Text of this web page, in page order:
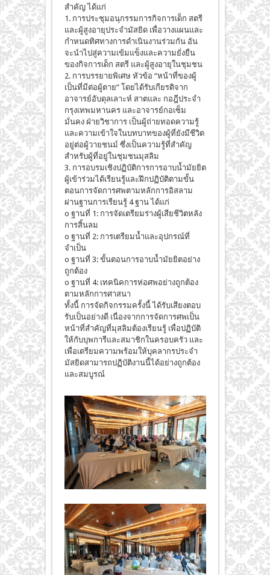
สำคัญ ได้แก่
1. การประชุมอนุกรรมการกิจการเด็ก สตรี
และผู้สูงอายุประจำมัสยิด เพื่อวางแผนและ
กำหนดทิศทางการดำเนินงานร่วมกัน อัน
จะนำไปสู่ความเข้มแข็งและความยั่งยืน
ของกิจการเด็ก สตรี และผู้สูงอายุในชุมชน
2. การบรรยายพิเศษ หัวข้อ “หน้าที่ของผู้
เป็นที่มีต่อผู้ตาย” โดยได้รับเกียรติจาก
อาจารย์อับดุลเลาะห์ สาตและ กอฎีประจำ
กรุงเทพมหานคร และอาจารย์กอเซ็ม
มั่นคง ฝ่ายวิชาการ เป็นผู้ถ่ายทอดความรู้
และความเข้าใจในบทบาทของผู้ที่ยังมีชีวิต
อยู่ต่อผู้วายชนม์ ซึ่งเป็นความรู้ที่สำคัญ
สำหรับผู้ที่อยู่ในชุมชนมุสลิม
3. การอบรมเชิงปฏิบัติการการอาบน้ำมัยยิต
ผู้เข้าร่วมได้เรียนรู้และฝึกปฏิบัติตามขั้น
ตอนการจัดการศพตามหลักการอิสลาม
ผ่านฐานการเรียนรู้ 4 ฐาน ได้แก่
o ฐานที่ 1: การจัดเตรียมร่างผู้เสียชีวิตหลัง
การสิ้นลม
o ฐานที่ 2: การเตรียมน้ำและอุปกรณ์ที่
จำเป็น
o ฐานที่ 3: ขั้นตอนการอาบน้ำมัยยิตอย่าง
ถูกต้อง
o ฐานที่ 4: เทคนิคการห่อศพอย่างถูกต้อง
ตามหลักการศาสนา
ทั้งนี้ การจัดกิจกรรมครั้งนี้ ได้รับเสียงตอบ
รับเป็นอย่างดี เนื่องจากการจัดการศพเป็น
หน้าที่สำคัญที่มุสลิมต้องเรียนรู้ เพื่อปฏิบัติ
ให้กับบุพการีและสมาชิกในครอบครัว และ
เพื่อเตรียมความพร้อมให้บุคลากรประจำ
มัสยิดสามารถปฏิบัติงานนี้ได้อย่างถูกต้อง
และสมบูรณ์